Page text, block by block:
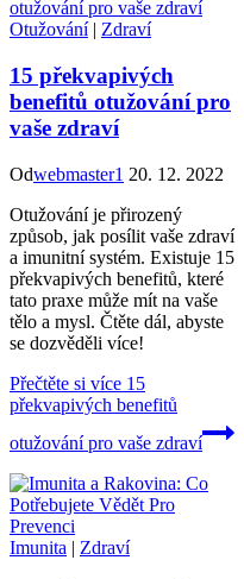
Otužování| Zdraví
15 překvapivých
benefitů otužování pro
vaše zdraví
Odwebmaster1 20. 12. 2022
Otužování je přirozený
způsob, jak posílit vaše zdraví
a imunitní systém. Existuje 15
překvapivých benefitů, které
tato praxe může mít na vaše
tělo a mysl. Čtěte dál, abyste
se dozvěděli více!
Přečtěte si více 15
překvapivých benefitů
otužování pro vaše zdraví
Imunita | Zdraví